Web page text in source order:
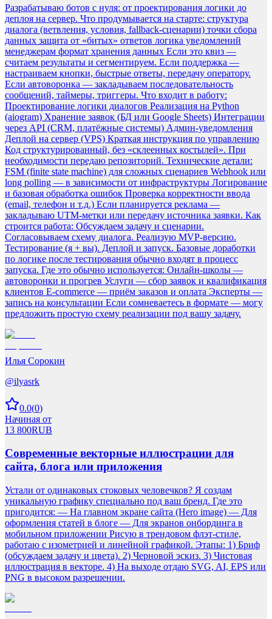
Разрабатываю ботов с нуля: от проектирования логики до
деплоя на сервер. Что продумывается на старте: структура
диалога (ветвления, условия, fallback-сценарии) точки сбора
данных защита от «битых» ответов логика уведомлений
менеджерам формат хранения данных Если это квиз —
считаем результаты и сегментируем. Если поддержка —
настраиваем кнопки, быстрые ответы, передачу оператору.
Если автоворонка — закладываем последовательность
сообщений, таймеры, триггеры. Что входит в работу:
Проектирование логики диалогов Реализация на Python
(aiogram) Хранение заявок (БД или Google Sheets) Интеграции
через API (CRM, платёжные системы) Админ-уведомления
Деплой на сервер (VPS) Краткая инструкция по управлению
Код структурированный, без «склеенных костылей». При
необходимости передаю репозиторий. Технические детали:
FSM (finite state machine) для сложных сценариев Webhook или
long polling — в зависимости от инфраструктуры Логирование
и базовая обработка ошибок Проверка корректности ввода
(email, телефон и т.д.) Если планируется реклама —
закладываю UTM-метки или передачу источника заявки. Как
строится работа: Обсуждаем задачу и сценарии.
Согласовываем схему диалога. Реализую MVP-версию.
Тестирование (я + вы). Деплой и запуск. Базовые доработки
по логике после тестирования обычно входят в процесс
запуска. Где это обычно используется: Онлайн-школы —
автоворонки и прогрев Услуги — сбор заявок и квалификация
клиентов E-commerce — приём заказов и оплата Эксперты —
запись на консультации Если сомневаетесь в формате — могу
предложить простую схему реализации под вашу задачу.
Илья Сорокин
@ilyasrk
0.0(0)
Начиная от
13 800RUB
Современные векторные иллюстрации для
сайта, блога или приложения
Устали от одинаковых стоковых человечков? Я создам
уникальную графику специально под ваш бренд. Где это
пригодится: — На главном экране сайта (Hero image) — Для
оформления статей в блоге — Для экранов онбординга в
мобильном приложении Рисую в трендовом флэт-стиле,
работаю с изометрией и линейной графикой. Этапы: 1) Бриф
(обсуждаем задачу и цвета). 2) Черновой эскиз. 3) Чистовая
иллюстрация в векторе. 4) На выходе отдаю SVG, AI, EPS или
PNG в высоком разрешении.